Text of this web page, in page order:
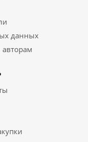
данных